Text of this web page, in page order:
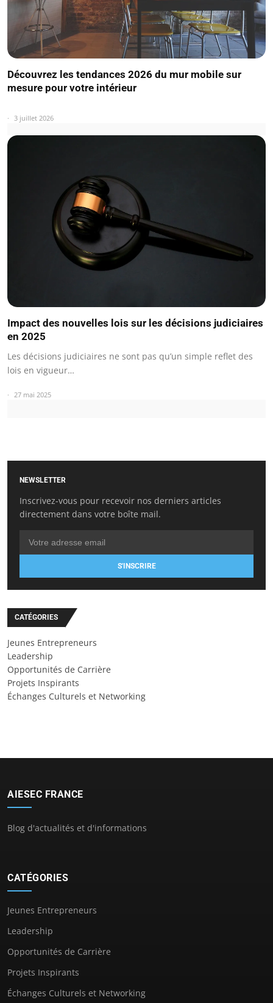
Découvrez les tendances 2026 du mur mobile sur
mesure pour votre intérieur
3 juillet 2026
Impact des nouvelles lois sur les décisions judiciaires
en 2025
Les décisions judiciaires ne sont pas qu’un simple reflet des
lois en vigueur…
27 mai 2025
NEWSLETTER
Inscrivez-vous pour recevoir nos derniers articles
directement dans votre boîte mail.
S'INSCRIRE
CATÉGORIES
Jeunes Entrepreneurs
Leadership
Opportunités de Carrière
Projets Inspirants
Échanges Culturels et Networking
AIESEC FRANCE
Blog d'actualités et d'informations
CATÉGORIES
Jeunes Entrepreneurs
Leadership
Opportunités de Carrière
Projets Inspirants
Échanges Culturels et Networking